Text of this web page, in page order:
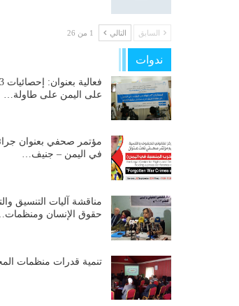
السابق التالي 1 من 26
ندوات
على اليمن على طاولة…
مؤتمر صحفي بعنوان
في اليمن – جنيف…
مناقشة آليات التنسيق
حقوق الإنسان ومنظمات…
تنمية قدرات منظمات